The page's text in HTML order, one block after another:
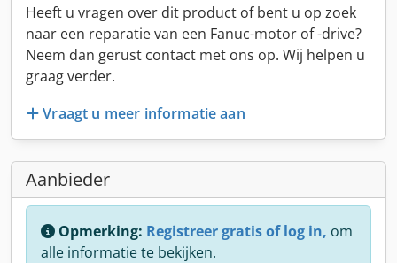
Heeft u vragen over dit product of bent u op zoek
naar een reparatie van een Fanuc-motor of -drive?
Neem dan gerust contact met ons op. Wij helpen u
graag verder.
Vraagt u meer informatie aan
Aanbieder
Opmerking: Registreer gratis of log in, om
alle informatie te bekijken.